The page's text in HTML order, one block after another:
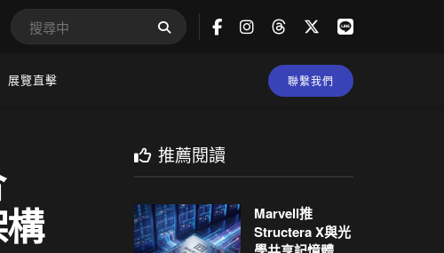
展覽直擊 聯繫我們
推薦閱讀
Marvell推
Structera X與光